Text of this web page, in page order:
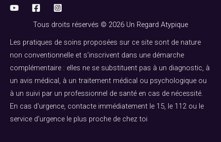
Tous droits réservés © 2026 Un Regard Atypique
Les pratiques de soins proposées sur ce site sont de nature
non conventionnelle et s'inscrivent dans une démarche
complémentaire : elles ne se substituent pas à un diagnostic, à
un avis médical, à un traitement médical ou psychologique ou
à un suivi par un professionnel de santé en cas de nécessité.
En cas d'urgence, contacte immédiatement le 15, le 112 ou le
service d'urgence le plus proche de chez toi